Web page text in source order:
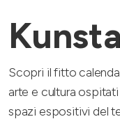
Scopri il fitto
arte e cultura
spazi espositivi del